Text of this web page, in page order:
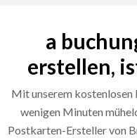
a
erstellen,
Mit unserem kostenlosen
wenigen Minuten
Postkarten-Ersteller von